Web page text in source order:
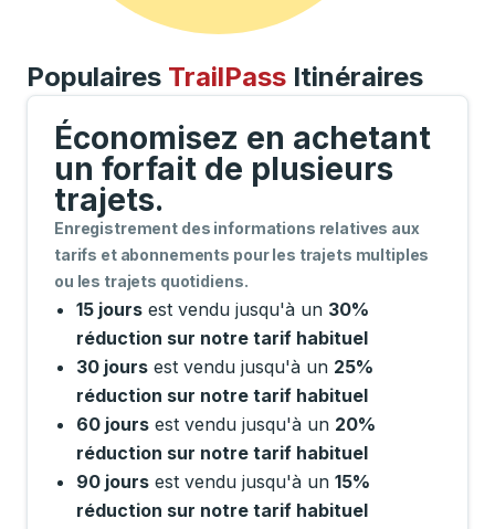
Populaires TrailPass Itinéraires
Économisez en achetant
un forfait de plusieurs
trajets.
Enregistrement des informations relatives aux
tarifs et abonnements pour les trajets multiples
ou les trajets quotidiens.
15 jours est vendu jusqu'à un 30%
réduction sur notre tarif habituel
30 jours est vendu jusqu'à un 25%
réduction sur notre tarif habituel
60 jours est vendu jusqu'à un 20%
réduction sur notre tarif habituel
90 jours est vendu jusqu'à un 15%
réduction sur notre tarif habituel